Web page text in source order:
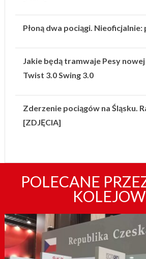
Płoną dwa pociągi.
Jakie będą tramwaje Pesy
Twist 3.0 Swing 3.0
Zderzenie pociągów na Śląsku.
[ZDJĘCIA]
POLECANE